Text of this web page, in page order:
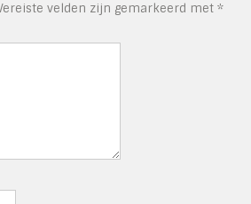
velden zijn gemarkeerd met *